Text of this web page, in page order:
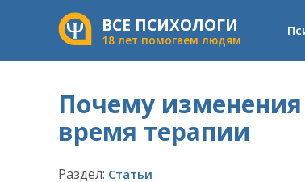
ВСЕ ПСИХОЛОГИ
18 лет помогаем людям
Почему изменения
время терапии
Раздел: Статьи